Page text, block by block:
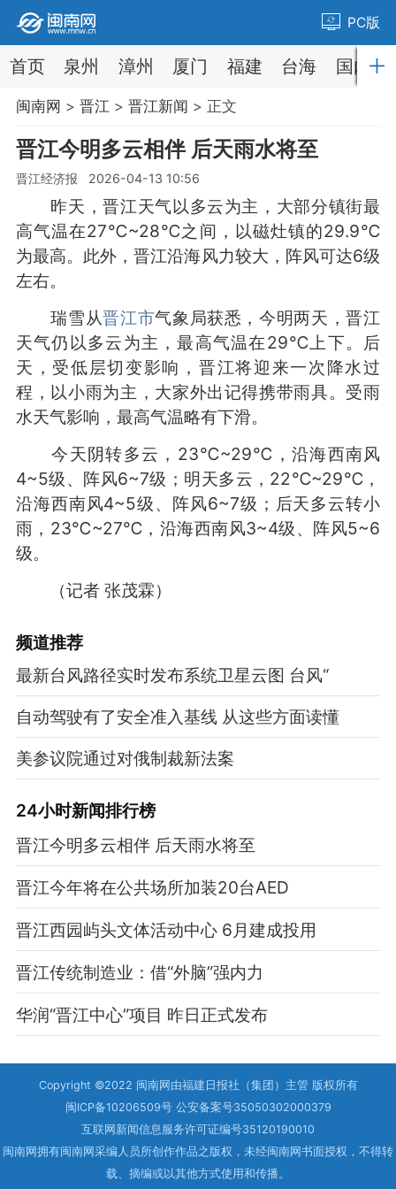
PC版
首页 泉州 漳州 厦门 福建 台海 国内
闽南网 > 晋江> 晋江新闻 > 正文
晋江今明多云相伴 后天雨水将至
晋江经济报 2026-04-13 10:56
昨天，晋江天气以多云为主，大部分镇街最
高气温在27℃~28℃之间，以磁灶镇的29.9℃
为最高。此外，晋江沿海风力较大，阵风可达6级
左右。
瑞雪从晋江市气象局获悉，今明两天，晋江
天气仍以多云为主，最高气温在29℃上下。后
天，受低层切变影响，晋江将迎来一次降水过
程，以小雨为主，大家外出记得携带雨具。受雨
水天气影响，最高气温略有下滑。
今天阴转多云，23℃~29℃，沿海西南风
4~5级、阵风6~7级；明天多云，22℃~29℃，
沿海西南风4~5级、阵风6~7级；后天多云转小
雨，23℃~27℃，沿海西南风3~4级、阵风5~6
级。
（记者 张茂霖）
频道推荐
最新台风路径实时发布系统卫星云图 台风“
自动驾驶有了安全准入基线 从这些方面读懂
美参议院通过对俄制裁新法案
24小时新闻排行榜
晋江今明多云相伴 后天雨水将至
晋江今年将在公共场所加装20台AED
晋江西园屿头文体活动中心 6月建成投用
晋江传统制造业：借“外脑”强内力
华润“晋江中心”项目 昨日正式发布
Copyright ©2022 闽南网由福建日报社（集团）主管 版权所有
闽ICP备10206509号 公安备案号35050302000379
互联网新闻信息服务许可证编号35120190010
闽南网拥有闽南网采编人员所创作作品之版权，未经闽南网书面授权，不得转
载、摘编或以其他方式使用和传播。